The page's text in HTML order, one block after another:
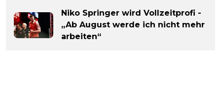
Niko Springer wird Vollzeitprofi -
„Ab August werde ich nicht mehr
arbeiten“